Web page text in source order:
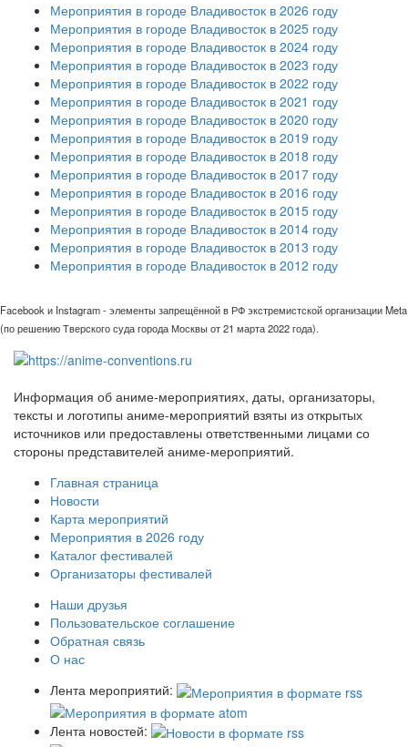
Мероприятия в городе Владивосток в 2026 году
Мероприятия в городе Владивосток в 2025 году
Мероприятия в городе Владивосток в 2024 году
Мероприятия в городе Владивосток в 2023 году
Мероприятия в городе Владивосток в 2022 году
Мероприятия в городе Владивосток в 2021 году
Мероприятия в городе Владивосток в 2020 году
Мероприятия в городе Владивосток в 2019 году
Мероприятия в городе Владивосток в 2018 году
Мероприятия в городе Владивосток в 2017 году
Мероприятия в городе Владивосток в 2016 году
Мероприятия в городе Владивосток в 2015 году
Мероприятия в городе Владивосток в 2014 году
Мероприятия в городе Владивосток в 2013 году
Мероприятия в городе Владивосток в 2012 году
Facebook и Instagram - элементы запрещённой в РФ экстремистской организации Meta
(по решению Тверского суда города Москвы от 21 марта 2022 года).
Информация об аниме-мероприятиях, даты, организаторы,
тексты и логотипы аниме-мероприятий взяты из открытых
источников или предоставлены ответственными лицами со
стороны представителей аниме-мероприятий.
Главная страница
Новости
Карта мероприятий
Мероприятия в 2026 году
Каталог фестивалей
Организаторы фестивалей
Наши друзья
Пользовательское соглашение
Обратная связь
О нас
Лента мероприятий:
Лента новостей: